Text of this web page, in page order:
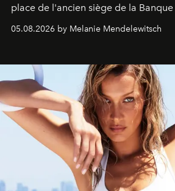
place de l'ancien siège de la
de vivre Romain dans toute son
05.08.2026 by Melanie Mendelewitsch